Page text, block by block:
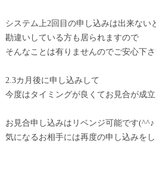
システム上2回目の申し込みは出来ない
勘違いしている方も居られますので
そんなことは有りませんのでご安心下さ
2.3カ月後に申し込みして
今度はタイミングが良くてお見合が成
お見合申し込みはリベンジ可能です(^^♪
気になるお相手には再度の申し込みを